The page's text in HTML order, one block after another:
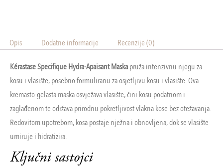
Opis Dodatne informacije Recenzije (0)
Kérastase Specifique Hydra-Apaisant Maskapruža intenzivnu njegu za
kosu i vlasište, posebno formuliranu za osjetljivu kosu i vlasište. Ova
kremasto-gelasta maska osvježava vlasište, čini kosu podatnom i
zaglađenom te održava prirodnu pokretljivost vlakna kose bez otežavanja.
Redovitom upotrebom, kosa postaje nježna i obnovljena, dok se vlasište
umiruje i hidratizira.
Ključni sastojci